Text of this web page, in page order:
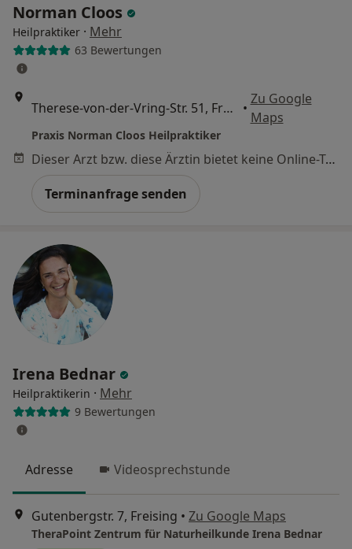
Norman Cloos
Heilpraktiker · Mehr
63 Bewertungen
Therese-von-der-Vring-Str. 51, Freising •
Zu Google
Maps
Praxis Norman Cloos Heilpraktiker
Dieser Arzt bzw. diese Ärztin bietet keine Online-Terminbuchung an diesem Standort an.
Terminanfrage senden
Irena Bednar
Heilpraktikerin · Mehr
9 Bewertungen
Adresse Videosprechstunde
Gutenbergstr. 7, Freising • Zu Google Maps
TheraPoint Zentrum für Naturheilkunde Irena Bednar